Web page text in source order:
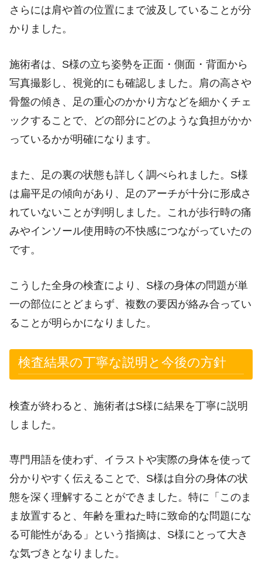
さらには肩や首の位置にまで波及していることが分
かりました。
施術者は、S様の立ち姿勢を正面・側面・背面から
写真撮影し、視覚的にも確認しました。肩の高さや
骨盤の傾き、足の重心のかかり方などを細かくチェ
ックすることで、どの部分にどのような負担がかか
っているかが明確になります。
また、足の裏の状態も詳しく調べられました。S様
は扁平足の傾向があり、足のアーチが十分に形成さ
れていないことが判明しました。これが歩行時の痛
みやインソール使用時の不快感につながっていたの
です。
こうした全身の検査により、S様の身体の問題が単
一の部位にとどまらず、複数の要因が絡み合ってい
ることが明らかになりました。
検査結果の丁寧な説明と今後の方針
検査が終わると、施術者はS様に結果を丁寧に説明
しました。
専門用語を使わず、イラストや実際の身体を使って
分かりやすく伝えることで、S様は自分の身体の状
態を深く理解することができました。特に「このま
ま放置すると、年齢を重ねた時に致命的な問題にな
る可能性がある」という指摘は、S様にとって大き
な気づきとなりました。